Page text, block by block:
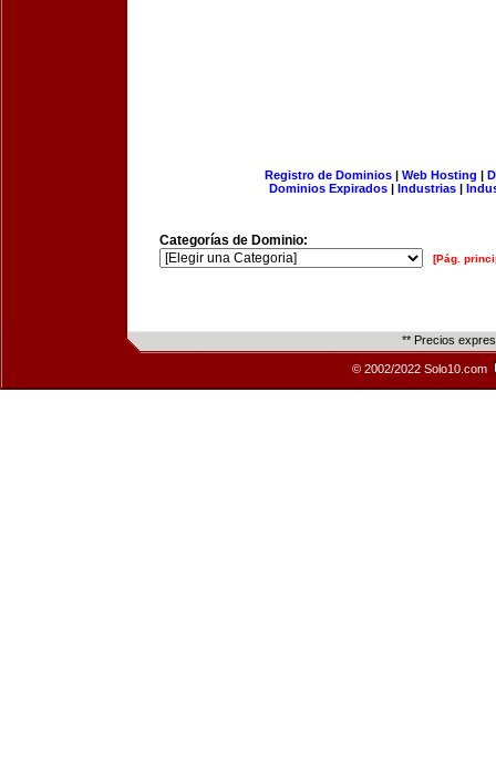
Registro de Dominios| Web Hosting |
Dominios Expirados | Industrias |
Categorías de Dominio:
[Pág.
** Precios
© 2002/2022 Solo10.com